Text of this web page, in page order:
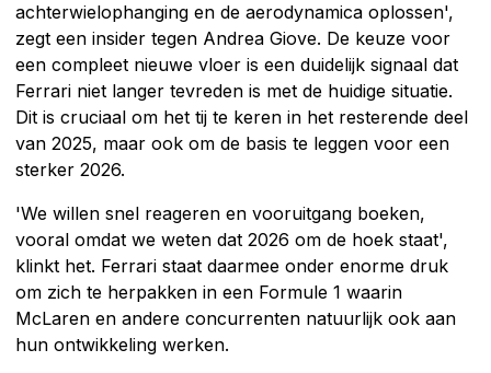
achterwielophanging en de aerodynamica oplossen',
zegt een insider tegen Andrea Giove. De keuze voor
een compleet nieuwe vloer is een duidelijk signaal dat
Ferrari niet langer tevreden is met de huidige situatie.
Dit is cruciaal om het tij te keren in het resterende deel
van 2025, maar ook om de basis te leggen voor een
sterker 2026.
'We willen snel reageren en vooruitgang boeken,
vooral omdat we weten dat 2026 om de hoek staat',
klinkt het. Ferrari staat daarmee onder enorme druk
om zich te herpakken in een Formule 1 waarin
McLaren en andere concurrenten natuurlijk ook aan
hun ontwikkeling werken.